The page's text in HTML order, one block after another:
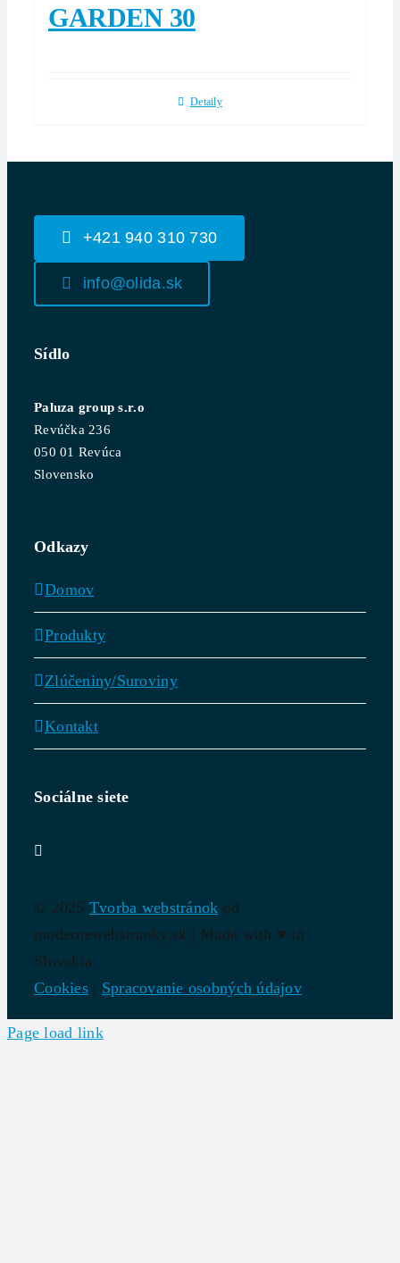
GARDEN 30
Detaily
+421 940 310 730
info@olida.sk
Sídlo
Paluza group s.r.o
Revúčka 236
050 01 Revúca
Slovensko
Odkazy
Domov
Produkty
Zlúčeniny/Suroviny
Kontakt
Sociálne siete
© 2025 Tvorba webstránok od
modernewebstranky.sk | Made with ♥ in
Slovakia
Cookies | Spracovanie osobných údajov
Page load link